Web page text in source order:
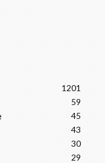
1201
59
45
43
30
29